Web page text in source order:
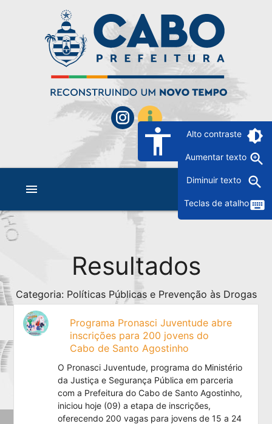
accessibility Alto contraste brightness_6
Aumentar texto zoom_in
Diminuir texto zoom_out
Teclas de atalhokeyboard
menu
Resultados
Categoria: Políticas Públicas e Prevenção às Drogas
Programa Pronasci Juventude abre
inscrições para 200 jovens do
Cabo de Santo Agostinho
O Pronasci Juventude, programa do Ministério
da Justiça e Segurança Pública em parceria
com a Prefeitura do Cabo de Santo Agostinho,
iniciou hoje (09) a etapa de inscrições,
oferecendo 200 vagas para jovens de 15 a 24